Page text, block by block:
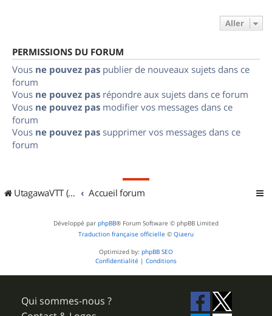
Aller
PERMISSIONS DU FORUM
Vous ne pouvez pas publier de nouveaux sujets dans ce
forum
Vous ne pouvez pas répondre aux sujets dans ce forum
Vous ne pouvez pas modifier vos messages dans ce
forum
Vous ne pouvez pas supprimer vos messages dans ce
forum
UtagawaVTT (Randos VTT et VTTAE avec traces GPS) Accueil forum
Développé par phpBB® Forum Software © phpBB Limited
Traduction française officielle © Qiaeru
Optimized by: phpBB SEO
Confidentialité | Conditions
Qui sommes-nous ?